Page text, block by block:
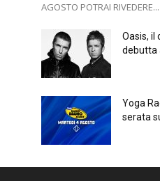
AGOSTO POTRAI RIVEDERE...
Oasis, il
debutta
Yoga
serata